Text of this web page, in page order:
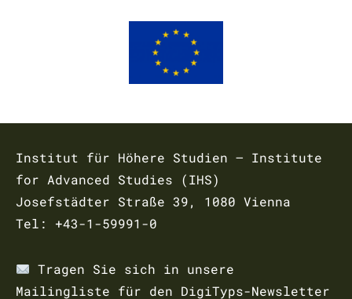
Institut für Höhere Studien – Institute
for Advanced Studies (IHS)
Josefstädter Straße 39, 1080 Vienna
Tel: +43-1-59991-0
Tragen Sie sich in unsere
Mailingliste für den DigiTyps-Newsletter